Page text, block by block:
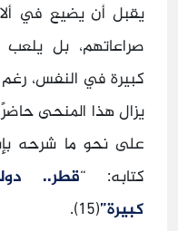
يقبل أن يضيع في
صراعاتهم، بل يلعب
كبيرة في النفس، رغم
يزال هذا المنحى
على نحو ما شرحه
كتابه: “قطر..
كبيرة”(15).